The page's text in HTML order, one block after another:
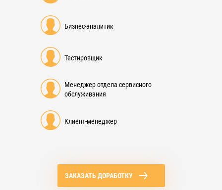
Бизнес-аналитик
Тестировщик
Менеджер отдела сервисного
обслуживания
Клиент-менеджер
ЗАКАЗАТЬ ДОРАБОТКУ